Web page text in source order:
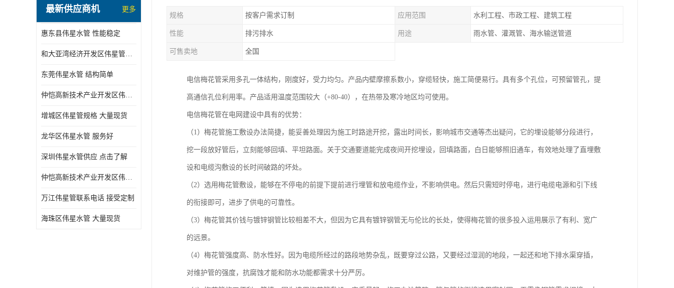
最新供应商机 更多
惠东县伟星水管 性能稳定
和大亚湾经济开发区伟星管批发
东莞伟星水管 结构简单
仲恺高新技术产业开发区伟星管型号 技术成熟
增城区伟星管规格 大量现货
龙华区伟星水管 服务好
深圳伟星水管供应 点击了解
仲恺高新技术产业开发区伟星水管 大量现货
万江伟星管联系电话 接受定制
海珠区伟星水管 大量现货
规格 按客户需求订制 应用范围 水利工程、市政工程、建筑工程
性能 排污排水 用途 雨水管、灌溉管、海水输送管道
可售卖地 全国
电信梅花管采用多孔一体结构，刚度好，受力均匀。产品内壁摩擦系数小，穿缆轻快，施工简便易行。具有多个孔位，可预留管孔，提
高通信孔位利用率。产品适用温度范围较大（+80-40），在热带及寒冷地区均可使用。
电信梅花管在电网建设中具有的优势：
（1）梅花管施工敷设办法简捷，能妥善处理因为施工时路途开挖，露出时间长，影响城市交通等杰出疑问，它的埋设能够分段进行，
挖一段放好管后，立刻能够回填、平坦路面。关于交通要道能完成夜间开挖埋设，回填路面，白日能够照旧通车，有效地处理了直埋敷
设和电缆沟敷设的长时间破路的坏处。
（2）选用梅花管敷设，能够在不停电的前提下提前进行埋管和放电缆作业，不影响供电。然后只需短时停电，进行电缆电源和引下线
的衔接即可，进步了供电的可靠性。
（3）梅花管其价钱与镀锌钢管比较相差不大，但因为它具有镀锌钢管无与伦比的长处，使得梅花管的很多投入运用展示了有利、宽广
的远景。
（4）梅花管强度高、防水性好。因为电缆所经过的路段地势杂乱，既要穿过公路，又要经过湿润的地段，一起还和地下排水渠穿插，
对维护管的强度，抗腐蚀才能和防水功能都需求十分严厉。